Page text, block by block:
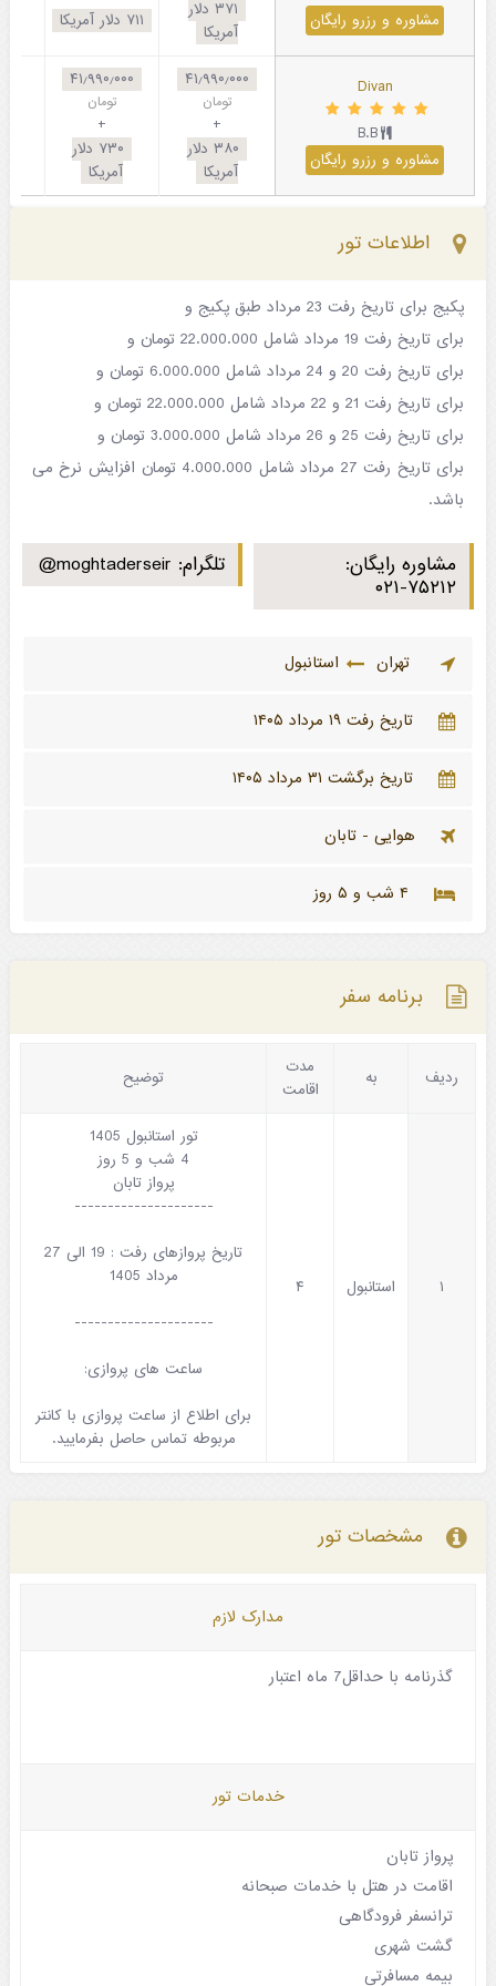
مشاوره و رزرو رایگان
۳۷۱ دلار
آمریکا
۷۱۱ دلار آمریکا
Divan
B.B
مشاوره و رزرو رایگان
۴۱٫۹۹۰٫۰۰۰
تومان
+
۳۸۰ دلار
آمریکا
۴۱٫۹۹۰٫۰۰۰
تومان
+
۷۳۰ دلار
آمریکا
اطلاعات تور
پکیج برای تاریخ رفت 23 مرداد طبق پکیج و
برای تاریخ رفت 19 مرداد شامل 22.000.000 تومان و
برای تاریخ رفت 20 و 24 مرداد شامل 6.000.000 تومان و
برای تاریخ رفت 21 و 22 مرداد شامل 22.000.000 تومان و
برای تاریخ رفت 25 و 26 مرداد شامل 3.000.000 تومان و
برای تاریخ رفت 27 مرداد شامل 4.000.000 تومان
افزایش نرخ می
باشد.
مشاوره رایگان:
۰۲۱-۷۵۲۱۲
تلگرام: @moghtaderseir
تهران استانبول
تاریخ رفت ۱۹ مرداد ۱۴۰۵
تاریخ برگشت ۳۱ مرداد ۱۴۰۵
هوایی - تابان
۴ شب و ۵ روز
برنامه سفر
ردیف به
مدت
اقامت
توضیح
۱ استانبول ۴
تور استانبول 1405
4 شب و 5 روز
پرواز تابان
---------------------
تاریخ پروازهای رفت : 19 الی 27
مرداد 1405
---------------------
ساعت های پروازی:
برای اطلاع از ساعت پروازی با کانتر
مربوطه تماس حاصل بفرمایید.
مشخصات تور
مدارک لازم
گذرنامه با حداقل7 ماه اعتبار
خدمات تور
پرواز تابان
اقامت در هتل با خدمات صبحانه
ترانسفر فرودگاهی
گشت شهری
بیمه مسافرتی